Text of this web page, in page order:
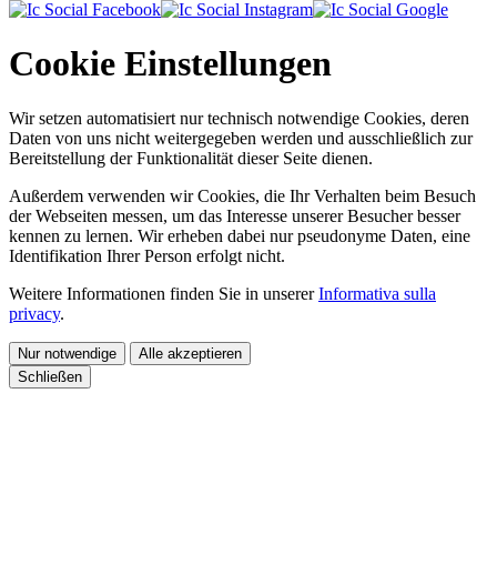
Cookie Einstellungen
Wir setzen automatisiert nur technisch notwendige Cookies, deren
Daten von uns nicht weitergegeben werden und ausschließlich zur
Bereitstellung der Funktionalität dieser Seite dienen.
Außerdem verwenden wir Cookies, die Ihr Verhalten beim Besuch
der Webseiten messen, um das Interesse unserer Besucher besser
kennen zu lernen. Wir erheben dabei nur pseudonyme Daten, eine
Identifikation Ihrer Person erfolgt nicht.
Weitere Informationen finden Sie in unsererInformativa sulla
privacy.
Nur notwendige
Alle akzeptieren
Schließen